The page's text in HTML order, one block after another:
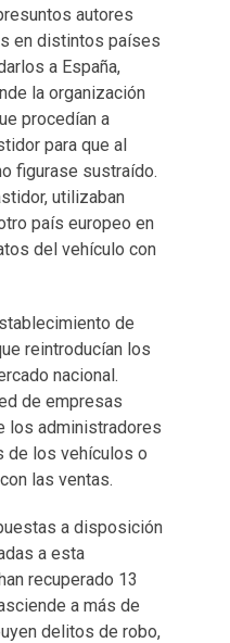
autores
en distintos países
a España,
la organización
procedían a
para que al
figurase sustraído.
utilizaban
país europeo en
del vehículo con
de
reintroducían los
nacional.
de empresas
los administradores
de los vehículos o
las ventas.
a disposición
a esta
recuperado 13
a más de
delitos de robo,